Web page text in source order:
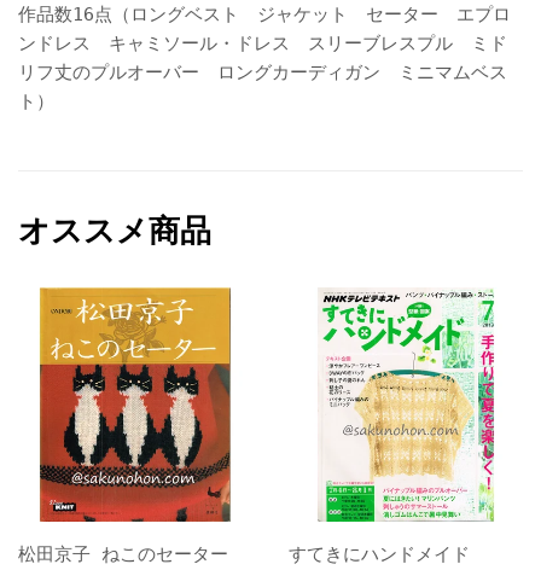
作品数16点（ロングベスト ジャケット セーター エプロ
ンドレス キャミソール・ドレス スリーブレスプル ミド
リフ丈のプルオーバー ロングカーディガン ミニマムベス
ト）
オススメ商品
松田京子 ねこのセーター
すてきにハンドメイド